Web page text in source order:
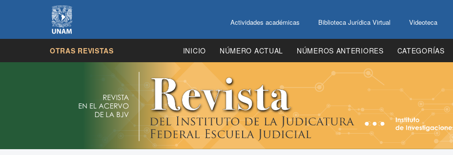
Actividades académicas Biblioteca Jurídica Virtual Videoteca
OTRAS REVISTAS INICIO NÚMERO ACTUAL NÚMEROS ANTERIORES CATEGORÍAS